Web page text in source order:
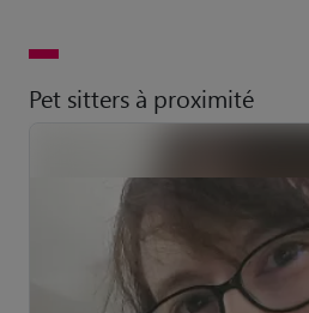
Pet sitters à proximité